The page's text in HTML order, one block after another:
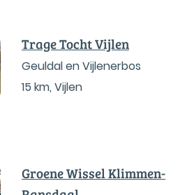
Trage Tocht Vijlen
Geuldal en Vijlenerbos
15 km, Vijlen
Groene Wissel Klimmen-